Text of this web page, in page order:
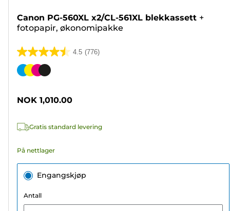
Canon PG-560XL x2/CL-561XL blekkassett +
fotopapir, økonomipakke
4.5 (776)
4.5
av
776
Fargekassett
NOK 1,010.00
Gratis standard levering
På nettlager
Engangskjøp
Antall